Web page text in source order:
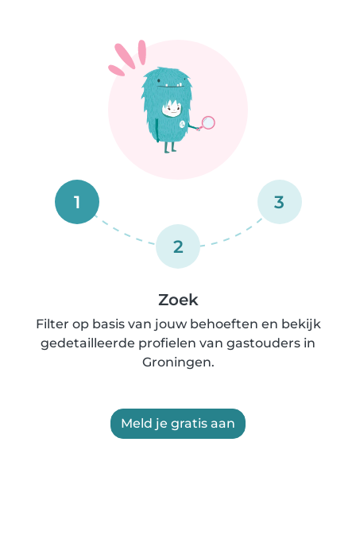
1
2
3
Zoek
Filter op basis van jouw behoeften en bekijk
gedetailleerde profielen van gastouders in
Groningen.
Meld je gratis aan